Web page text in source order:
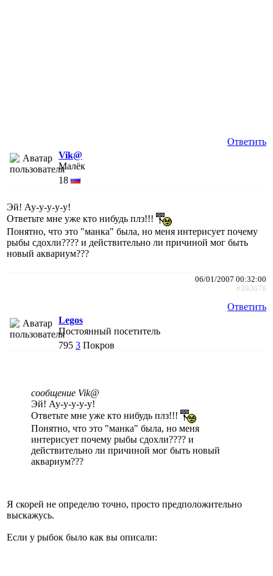
Ответить
Vik@
Малёк
18
Эй! Ау-у-у-у-у!
Ответьте мне уже кто нибудь плз!!!
Понятно, что это "манка" была, но меня интерисует почему
рыбы сдохли???? и действительно ли причиной мог быть
новый аквариум???
06/01/2007 00:32:00
#393676
Ответить
Legos
Постоянный посетитель
795 3 Покров
сообщение Vik@
Эй! Ау-у-у-у-у!
Ответьте мне уже кто нибудь плз!!!
Понятно, что это "манка" была, но меня
интерисует почему рыбы сдохли???? и
действительно ли причиной мог быть новый
аквариум???
Я скорей не определю точно, просто предположительно
выскажусь.
Если у рыбок было как вы описали: